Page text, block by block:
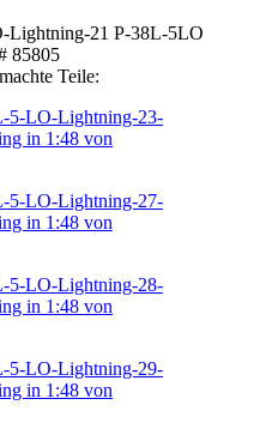
Teile: